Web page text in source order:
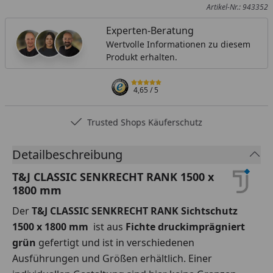
Artikel-Nr.: 943352
Experten-Beratung
Wertvolle Informationen zu diesem
Produkt erhalten.
4,65/ 5
Trusted Shops Käuferschutz
Detailbeschreibung
T&J CLASSIC SENKRECHT RANK 1500 x
1800 mm
DerT&J CLASSIC SENKRECHT RANK Sichtschutz
1500 x 1800 mm ist aus Fichte druckimprägniert
grün gefertigt und ist in verschiedenen
Ausführungen und Größen erhältlich. Einer